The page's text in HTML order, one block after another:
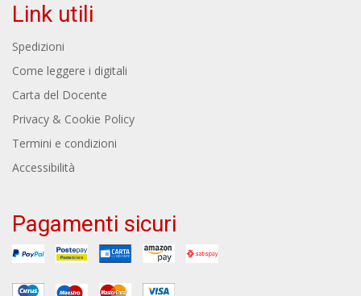
Link utili
Spedizioni
Come leggere i digitali
Carta del Docente
Privacy & Cookie Policy
Termini e condizioni
Accessibilità
Pagamenti sicuri